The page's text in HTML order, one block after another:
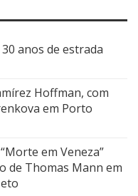
anos de estrada
Hoffman, com
em Porto
em Veneza”
de Thomas Mann em